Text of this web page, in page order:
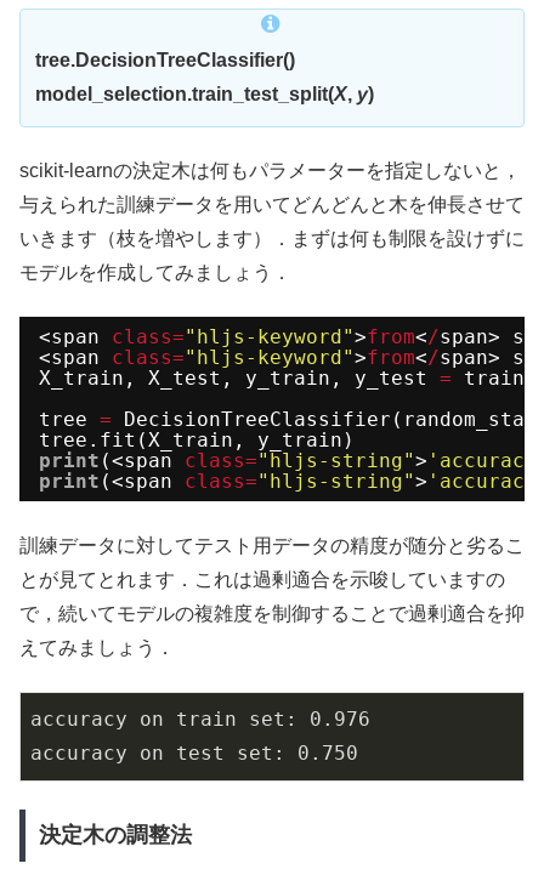
tree.DecisionTreeClassifier()
model_selection.train_test_split(X, y)
scikit-learnの決定木は何もパラメーターを指定しないと，
与えられた訓練データを用いてどんどんと木を伸長させて
いきます（枝を増やします）．まずは何も制限を設けずに
モデルを作成してみましょう．
<span class="hljs-keyword">from</span>
<span class="hljs-keyword">from</span>
X_train, X_test, y_train, y_test =
tree =
tree.fit(X_train, y_train)
print (<span class="hljs-string">
print (<span class="hljs-string">
訓練データに対してテスト用データの精度が随分と劣るこ
とが見てとれます．これは過剰適合を示唆していますの
で，続いてモデルの複雑度を制御することで過剰適合を抑
えてみましょう．
accuracy on train set:
0.976
accuracy on test set:
0.750
決定木の調整法